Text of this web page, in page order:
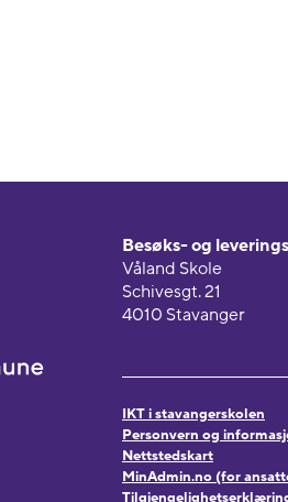
Besøks- og
Våland Skole
Schivesgt. 21
4010 Stavanger
IKT i stavangerskolen
Personvern og
Nettstedskart
MinAdmin.no (for